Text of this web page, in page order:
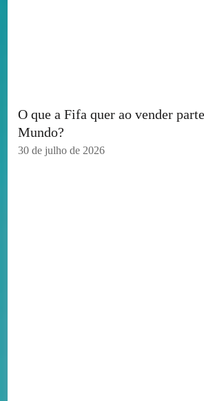
O que a Fifa quer ao vender
Mundo?
30 de julho de 2026